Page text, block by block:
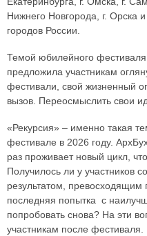
Нижнего Новгорода, г. Орска
городов России.
Темой юбилейного фестиваля
предложила участникам
фестивали, свой жизненный
вызов. Переосмыслить свои
«Рекурсия» – именно такая
фестивале в 2026 году.
раз проживает новый цикл,
Получилось ли у участников
результатом,
последняя попытка с
попробовать снова? На эти
участникам после фестиваля.